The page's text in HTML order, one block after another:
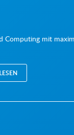
Computing mit